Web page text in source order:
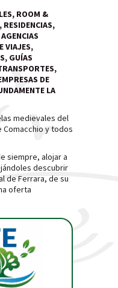
ROOM &
RESIDENCIAS,
VIAJES,
GUÍAS
DE
LA
medievales del
Comacchio y todos
siempre, alojar a
descubrir
de Ferrara, de su
oferta